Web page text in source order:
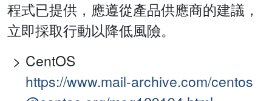
程式已提供，應遵從產品供應商的建議，
立即採取行動以降低風險。
CentOS
https://www.mail-archive.com/centos